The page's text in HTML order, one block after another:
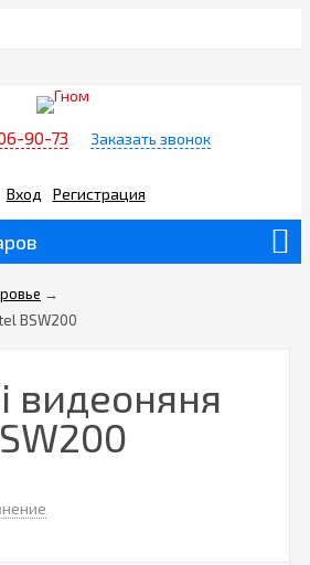
90-73 Заказать звонок
Вход Регистрация
→
BSW200
видеоняня